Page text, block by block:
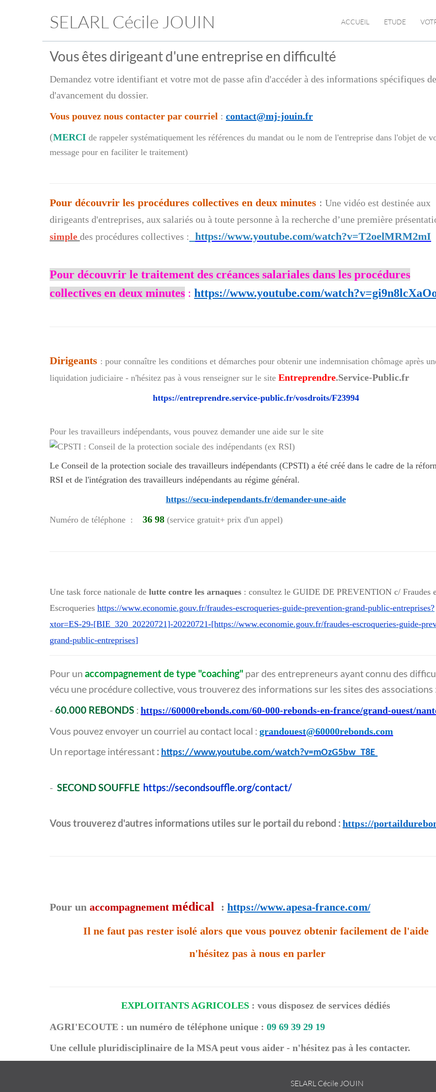
SELARL Cécile JOUIN ACCUEIL ETUDE
Vous êtes dirigeant d'une entreprise en difficulté
Demandez votre identifiant et votre mot de passe afin d'accéder à des informations spécifiques
d'avancement du dossier.
Vous pouvez nous contacter par courriel : contact@mj-jouin.fr
(MERCI de rappeler systématiquement les références du mandat ou le nom de l'entreprise dans l'objet de
message pour en faciliter le traitement)
Pour découvrir les procédures collectives en deux minutes : Une vidéo est destinée aux
dirigeants d'entreprises, aux salariés ou à toute personne à la recherche d’une première
simple des procédures collectives : https://www.youtube.com/watch?v=T2oelMRM2mI
Pour découvrir le traitement des créances salariales dans les procédures
collectives en deux minutes : https://www.youtube.com/
Dirigeants : pour connaître les conditions et démarches pour obtenir une indemnisation chômage après
liquidation judiciaire - n'hésitez pas à vous renseigner sur le site Entreprendre.Service-Public.fr
https://entreprendre.service-public.fr/vosdroits/F23994
Pour les travailleurs indépendants, vous pouvez demander une aide sur le site
Le Conseil de la protection sociale des travailleurs indépendants (CPSTI) a été créé dans le cadre de la
RSI et de l'intégration des travailleurs indépendants au régime général.
https://secu-independants.fr/demander-une-aide
Numéro de téléphone : 36 98 (service gratuit+ prix d'un appel)
Une task force nationale de lutte contre les arnaques : consultez le GUIDE DE PREVENTION c/ Fraudes
Escroqueries https://www.economie.gouv.fr/fraudes-escroqueries-guide-prevention-grand-public-entreprises?
xtor=ES-29-[BIE_320_20220721]-20220721-[https://www.economie.gouv.fr/fraudes-escroqueries-guide-
grand-public-entreprises]
Pour un accompagnement de type "coaching" par des entrepreneurs ayant connu des
vécu une procédure collective, vous trouverez des informations sur les sites des associations
- 60.000 REBONDS : https://60000rebonds.com/60-000-rebonds-en-france/grand-ouest/
Vous pouvez envoyer un courriel au contact local : grandouest@60000rebonds.com
Un reportage intéressant : https://www.youtube.com/watch?v=mOzG5bw_T8E
- SECOND SOUFFLE https://secondsouffle.org/contact/
Vous trouverez d'autres informations utiles sur le portail du rebond : https://
Pour un accompagnement médical : https://www.apesa-france.com/
Il ne faut pas rester isolé alors que vous pouvez obtenir facilement de l'aide
n'hésitez pas à nous en parler
EXPLOITANTS AGRICOLES : vous disposez de services dédiés
AGRI'ECOUTE : un numéro de téléphone unique : 09 69 39 29 19
Une cellule pluridisciplinaire de la MSA peut vous aider - n'hésitez pas à les contacter.
SELARL Cécile JOUIN